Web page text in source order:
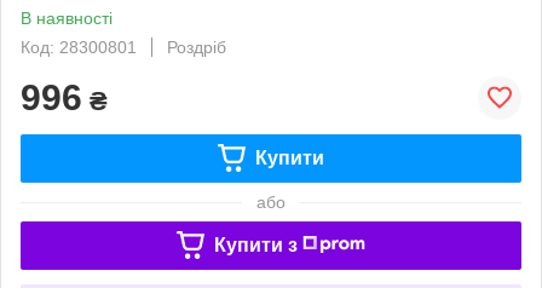
В наявності
Код: 28300801
Роздріб
996 ₴
Купити
або
Купити з